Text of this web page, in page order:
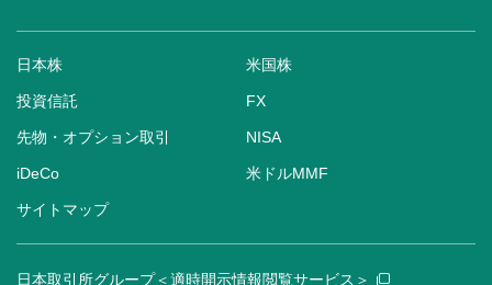
日本株 米国株
投資信託 FX
先物・オプション取引 NISA
iDeCo 米ドルMMF
サイトマップ
日本取引所グループ＜適時開示情報閲覧サービス＞